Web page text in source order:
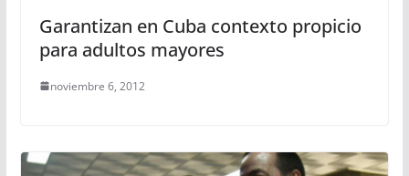
Garantizan en Cuba contexto propicio
para adultos mayores
noviembre 6, 2012